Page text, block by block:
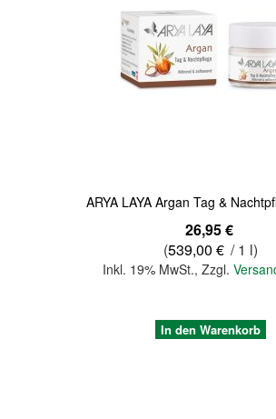
ARYA LAYA Argan Tag &
26,95 €
(539,00 € / 1 l)
Inkl. 19% MwSt.,Zzgl.
In den Warenkorb